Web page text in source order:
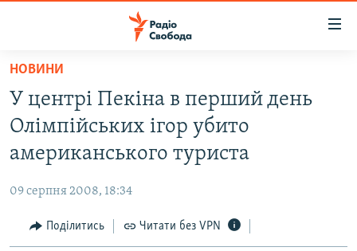
Перейти
основного
матеріалу
до
основної
навігації
Перейти
до
ВСЕ ЗА ДОБУ
ЕКОНОМІКА
СУСПІЛЬСТВО
РОСІЙСЬКА «ФІЛЬТРАЦІЯ»
ДОНБАС.РЕАЛІЇ
НОВИНИ
У центрі Пекіна в перший день
Олімпійських ігор убито
американського туриста
09 серпня 2008, 18:34
Поділитись Читати без VPN